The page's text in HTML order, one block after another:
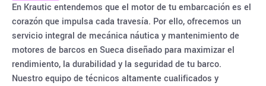
En Krautic entendemos que el motor de tu embarcación es el
corazón que impulsa cada travesía. Por ello, ofrecemos un
servicio integral de mecánica náutica y mantenimiento de
motores de barcos en Sueca diseñado para maximizar el
rendimiento, la durabilidad y la seguridad de tu barco.
Nuestro equipo de técnicos altamente cualificados y